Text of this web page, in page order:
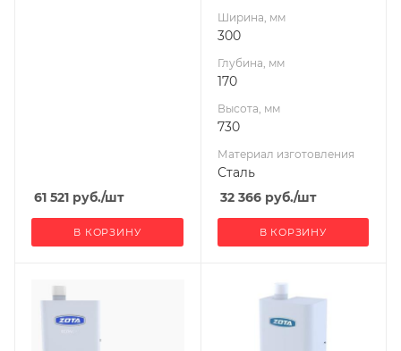
61 521 руб./шт
В КОРЗИНУ
9
Ширина, мм
300
Глубина, мм
170
Высота, мм
730
Материал изготовления
Сталь
32 366руб./шт
В КОРЗИНУ
Ширина, мм
185
Глубина, мм
Ширина, мм
Глубина, мм